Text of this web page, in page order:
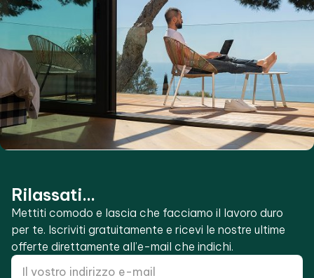
Rilassati...
Mettiti comodo e lascia che facciamo il lavoro duro
per te. Iscriviti gratuitamente e ricevi le nostre ultime
offerte direttamente all’e-mail che indichi.